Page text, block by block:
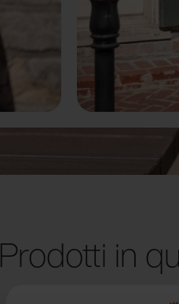
Prodotti in